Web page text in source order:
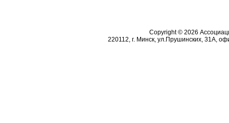
Copyright © 2026
220112, г. Минск, ул.Прушинских, 31А,